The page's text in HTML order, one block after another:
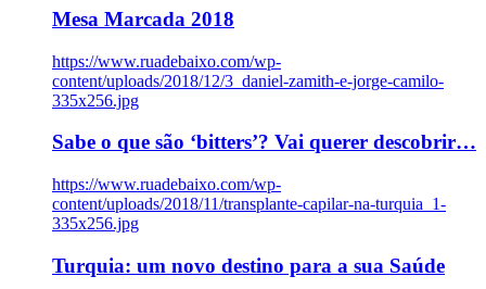
Mesa Marcada 2018
https://www.ruadebaixo.com/wp-
content/uploads/2018/12/3_daniel-zamith-e-jorge-camilo-
335x256.jpg
Sabe o que são ‘bitters’? Vai querer descobrir…
https://www.ruadebaixo.com/wp-
content/uploads/2018/11/transplante-capilar-na-turquia_1-
335x256.jpg
Turquia: um novo destino para a sua Saúde